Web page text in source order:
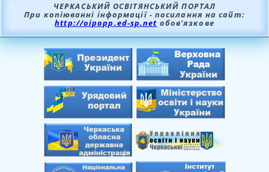
ЧЕРКАСЬКИЙ ОСВІТЯНСЬКИЙ ПОРТАЛ
При копіюванні інформації - посилання на сайт:
http://oipopp.ed-sp.net обов’язкове